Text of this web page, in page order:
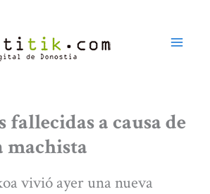
a causa de
vivió ayer una nueva